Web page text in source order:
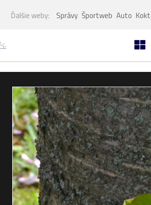
Ďalšie weby: Správy Športweb Auto